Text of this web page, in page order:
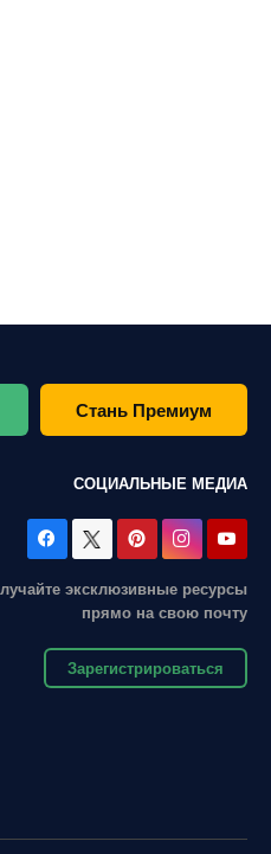
Стань Премиум
СОЦИАЛЬНЫЕ МЕДИА
эксклюзивные ресурсы
прямо на свою почту
Зарегистрироваться